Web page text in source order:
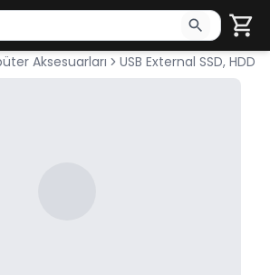
ən azı 2 simvol yazın. Göndərmək
Aksesuarları USB External SSD, HDD